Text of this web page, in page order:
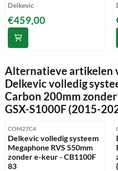
Merk:
Delkevic
Prijs: 459,00
€459,00
Alternatieve artikelen
Delkevic volledig
Carbon 200mm
GSX-S1000F (2015-
Artikelnummer
COM27C4
Delkevic volledig systeem
Megaphone RVS 550mm
zonder e-keur - CB1100F
83